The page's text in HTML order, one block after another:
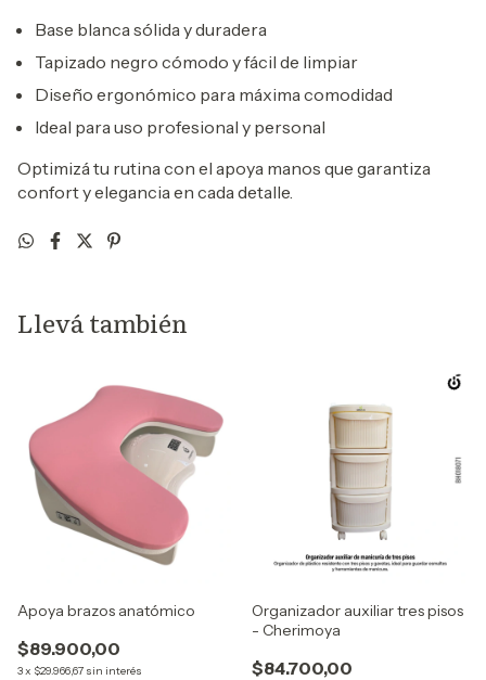
Base blanca sólida y duradera
Tapizado negro cómodo y fácil de limpiar
Diseño ergonómico para máxima comodidad
Ideal para uso profesional y personal
Optimizá tu rutina con el apoya manos que garantiza
confort y elegancia en cada detalle.
Llevá también
Apoya brazos anatómico
$89.900,00
3x $29.966,67 sin interés
Organizador auxiliar tres pisos
- Cherimoya
$84.700,00